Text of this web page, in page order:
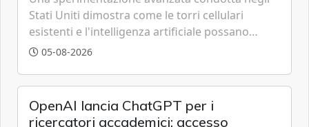
Stati Uniti dimostra come le torri cellulari
esistenti e l'intelligenza artificiale possano
tracciare velivoli a bassa quota in tempo reale,
05-08-2026
OpenAI lancia ChatGPT per i
ricercatori accademici: accesso